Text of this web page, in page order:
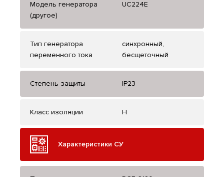
Модель генератора
(другое)
UC224E
Тип генератора
переменного тока
синхронный,
бесщеточный
Степень защиты IP23
Класс изоляции H
Характеристики СУ